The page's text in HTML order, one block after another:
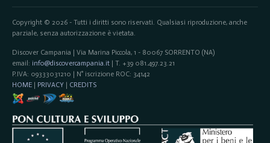
Copyright © 2026 - Tutti i diritti sono riservati. Qualsiasi riproduzione, anche
parziale, senza autorizzazione è vietata.
Discover Campania | Via Marina Piccola, 1 - 80067 SORRENTO (NA)
email: info@discovercampania.it| T. +39 081.497.23.21
P.IVA: 09333031210 | N° iscrizione ROC: 34142
HOME| PRIVACY | CREDITS